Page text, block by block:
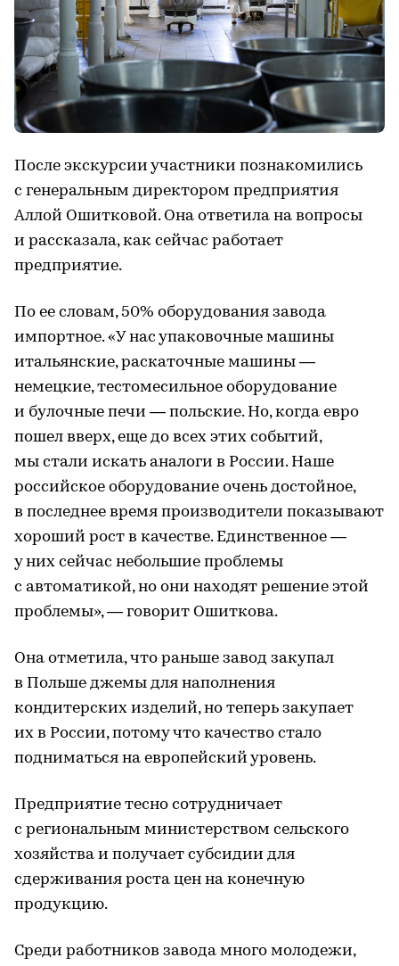
После экскурсии участники познакомились
с генеральным директором предприятия
Аллой Ошитковой. Она ответила на вопросы
и рассказала, как сейчас работает
предприятие.
По ее словам, 50% оборудования завода
импортное. «У нас упаковочные машины
итальянские, раскаточные машины —
немецкие, тестомесильное оборудование
и булочные печи — польские. Но, когда евро
пошел вверх, еще до всех этих событий,
мы стали искать аналоги в России. Наше
российское оборудование очень достойное,
в последнее время производители показывают
хороший рост в качестве. Единственное —
у них сейчас небольшие проблемы
с автоматикой, но они находят решение этой
проблемы», — говорит Ошиткова.
Она отметила, что раньше завод закупал
в Польше джемы для наполнения
кондитерских изделий, но теперь закупает
их в России, потому что качество стало
подниматься на европейский уровень.
Предприятие тесно сотрудничает
с региональным министерством сельского
хозяйства и получает субсидии для
сдерживания роста цен на конечную
продукцию.
Среди работников завода много молодежи,